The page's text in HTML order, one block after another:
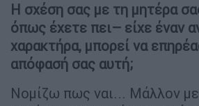
Η σχέση σας με τη μητέρα
όπως έχετε πει– είχε έναν
χαρακτήρα, μπορεί να
απόφασή σας αυτή;
Νομίζω πως ναι... Μάλλον